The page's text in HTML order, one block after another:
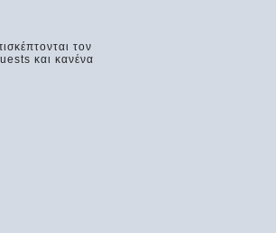
τον
και κανένα